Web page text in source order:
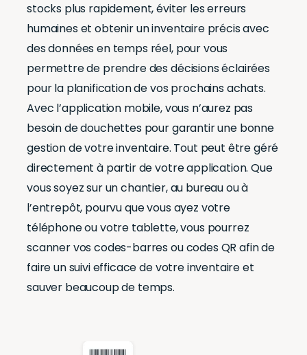
stocks plus rapidement, éviter les erreurs
humaines et obtenir un inventaire précis avec
des données en temps réel, pour vous
permettre de prendre des décisions éclairées
pour la planification de vos prochains achats.
Avec l’application mobile, vous n’aurez pas
besoin de douchettes pour garantir une bonne
gestion de votre inventaire. Tout peut être géré
directement à partir de votre application. Que
vous soyez sur un chantier, au bureau ou à
l’entrepôt, pourvu que vous ayez votre
téléphone ou votre tablette, vous pourrez
scanner vos codes-barres ou codes QR afin de
faire un suivi efficace de votre inventaire et
sauver beaucoup de temps.